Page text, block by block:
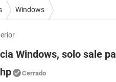
Windows
Windows, solo sale
Cerrado